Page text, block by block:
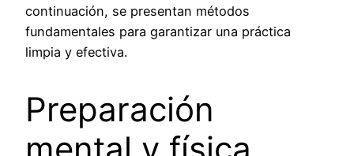
continuación, se presentan métodos
fundamentales para garantizar una práctica
limpia y efectiva.
Preparación